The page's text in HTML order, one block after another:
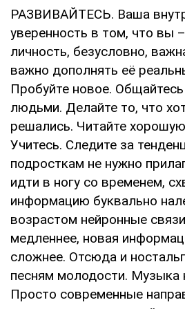
РАЗВИВАЙТЕСЬ. Ваша
уверенность в том, что вы
личность, безусловно,
важно дополнять её
Пробуйте новое.
людьми. Делайте то, что
решались. Читайте хорошую
Учитесь. Следите за
подросткам не нужно
идти в ногу со временем,
информацию буквально
возрастом нейронные
медленнее, новая
сложнее. Отсюда и
песням молодости. Музыка
Просто современные